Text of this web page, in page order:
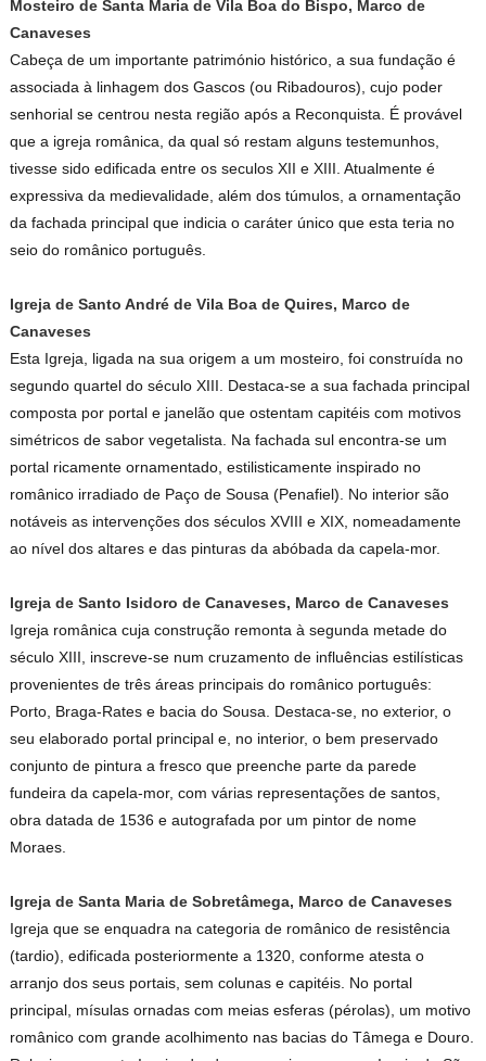
Mosteiro de Santa Maria de Vila Boa do Bispo, Marco de
Canaveses
Cabeça de um importante património histórico, a sua fundação é
associada à linhagem dos Gascos (ou Ribadouros), cujo poder
senhorial se centrou nesta região após a Reconquista. É provável
que a igreja românica, da qual só restam alguns testemunhos,
tivesse sido edificada entre os seculos XII e XIII. Atualmente é
expressiva da medievalidade, além dos túmulos, a ornamentação
da fachada principal que indicia o caráter único que esta teria no
seio do românico português.
Igreja de Santo André de Vila Boa de Quires, Marco de
Canaveses
Esta Igreja, ligada na sua origem a um mosteiro, foi construída no
segundo quartel do século XIII. Destaca-se a sua fachada principal
composta por portal e janelão que ostentam capitéis com motivos
simétricos de sabor vegetalista. Na fachada sul encontra-se um
portal ricamente ornamentado, estilisticamente inspirado no
românico irradiado de Paço de Sousa (Penafiel). No interior são
notáveis as intervenções dos séculos XVIII e XIX, nomeadamente
ao nível dos altares e das pinturas da abóbada da capela-mor.
Igreja de Santo Isidoro de Canaveses, Marco de Canaveses
Igreja românica cuja construção remonta à segunda metade do
século XIII, inscreve-se num cruzamento de influências estilísticas
provenientes de três áreas principais do românico português:
Porto, Braga-Rates e bacia do Sousa. Destaca-se, no exterior, o
seu elaborado portal principal e, no interior, o bem preservado
conjunto de pintura a fresco que preenche parte da parede
fundeira da capela-mor, com várias representações de santos,
obra datada de 1536 e autografada por um pintor de nome
Moraes.
Igreja de Santa Maria de Sobretâmega, Marco de Canaveses
Igreja que se enquadra na categoria de românico de resistência
(tardio), edificada posteriormente a 1320, conforme atesta o
arranjo dos seus portais, sem colunas e capitéis. No portal
principal, mísulas ornadas com meias esferas (pérolas), um motivo
românico com grande acolhimento nas bacias do Tâmega e Douro.